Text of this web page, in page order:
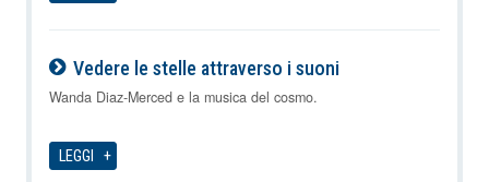
Vedere le stelle attraverso i suoni
06-08-2026
Wanda Diaz-Merced e la musica del cosmo.
LEGGI